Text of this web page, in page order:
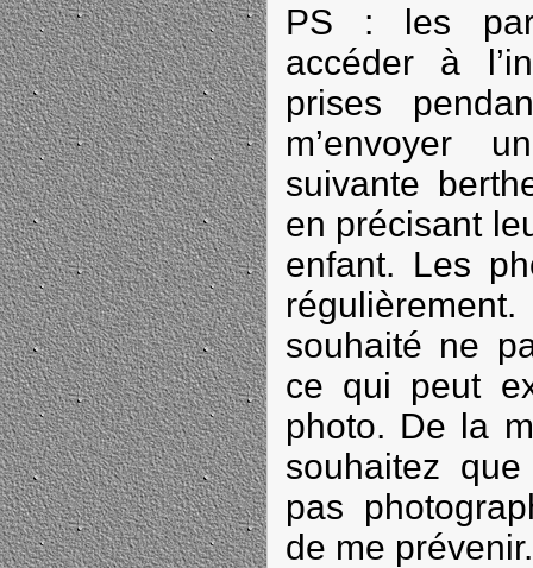
PS : les
accéder à
prises
m’envoyer
suivante
en précisant
enfant. Les
souhaité ne
ce qui peut
photo. De la
souhaitez
pas
de me prévenir.